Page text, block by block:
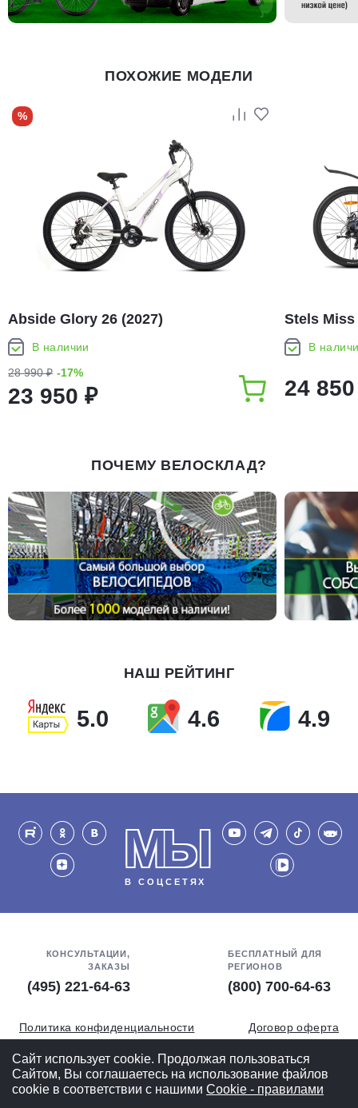
ПОХОЖИЕ МОДЕЛИ
%
Abside Glory 26 (2027)
В наличии
28 990 ₽ -17%
23 950 ₽
Stels Miss
В
24
ПОЧЕМУ ВЕЛОСКЛАД?
НАШ РЕЙТИНГ
5.0 4.6 4.9
МЫ
В СОЦСЕТЯХ
КОНСУЛЬТАЦИИ,
ЗАКАЗЫ
(495) 221-64-63
БЕСПЛАТНЫЙ ДЛЯ
РЕГИОНОВ
(800) 700-64-63
Политика конфиденциальности
Договор оферта
Обработка персональных данных
СОУТ
Полная версия
Сайт использует cookie. Продолжая пользоваться
Сайтом, Вы соглашаетесь на использование файлов
cookie в соответствии с нашими Cookiе - правилами